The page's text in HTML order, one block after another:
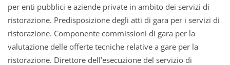
per enti pubblici e aziende private in ambito dei servizi di
ristorazione. Predisposizione degli atti di gara per i servizi di
ristorazione. Componente commissioni di gara per la
valutazione delle offerte tecniche relative a gare per la
ristorazione. Direttore dell’esecuzione del servizio di